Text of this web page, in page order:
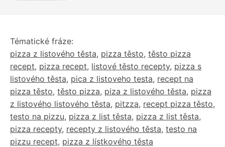
Tématické fráze:
pizza z listového těsta, pizza těsto, těsto pizza
recept, pizza recept, listové těsto recepty, pizza s
listového těsta, pica z listoveho testa, recept na
pizza těsto, těsto pizza, piza z listového těsta, pizza
z listového listového těsta, pitzza, recept pizza těsto,
testo na pizzu, pizza z list těsta, pizza z list těsta,
pizza recepty, recepty z listového těsta, testo na
pizzu recept, pizza z lístkového těsta